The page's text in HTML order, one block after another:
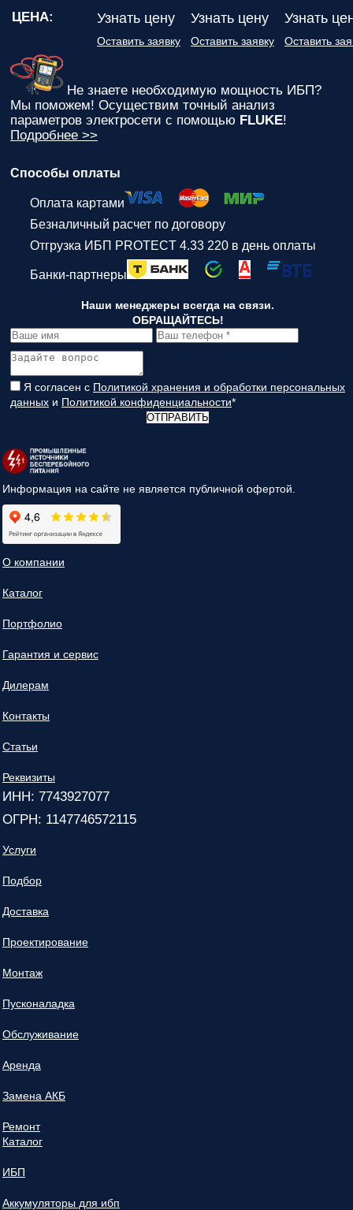
ЦЕНА: Узнать цену Узнать цену Узнать
Оставить заявку Оставить заявку Оставить
Не знаете необходимую мощность ИБП?
Мы поможем! Осуществим точный анализ
параметров электросети с помощью FLUKE!
Подробнее >>
Способы оплаты
Оплата картами
Безналичный расчет по договору
Отгрузка ИБП PROTECT 4.33 220 в день оплаты
Банки-партнеры
Наши менеджеры всегда на связи.
ОБРАЩАЙТЕСЬ!
Я согласен с Политикой хранения и обработки персональных
данных и Политикой конфиденциальности*
ОТПРАВИТЬ
Информация на сайте не является публичной офертой.
О компании
Каталог
Портфолио
Гарантия и сервис
Дилерам
Контакты
Статьи
Реквизиты
ИНН: 7743927077
ОГРН: 1147746572115
Услуги
Подбор
Доставка
Проектирование
Монтаж
Пусконаладка
Обслуживание
Аренда
Замена АКБ
Ремонт
Каталог
ИБП
Аккумуляторы для ибп